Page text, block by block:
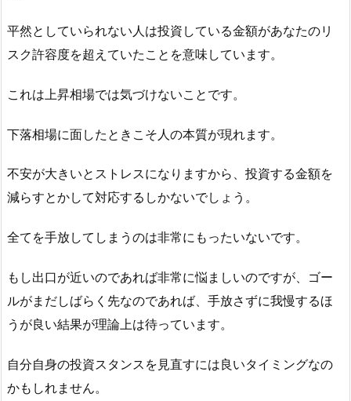
平然としていられない人は投資している金額があなたのリ
スク許容度を超えていたことを意味しています。
これは上昇相場では気づけないことです。
下落相場に面したときこそ人の本質が現れます。
不安が大きいとストレスになりますから、投資する金額を
減らすとかして対応するしかないでしょう。
全てを手放してしまうのは非常にもったいないです。
もし出口が近いのであれば非常に悩ましいのですが、ゴー
ルがまだしばらく先なのであれば、手放さずに我慢するほ
うが良い結果が理論上は待っています。
自分自身の投資スタンスを見直すには良いタイミングなの
かもしれません。